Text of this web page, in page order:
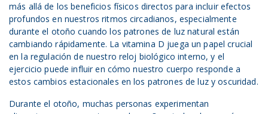
más allá de los beneficios físicos directos para incluir efectos
profundos en nuestros ritmos circadianos, especialmente
durante el otoño cuando los patrones de luz natural están
cambiando rápidamente. La vitamina D juega un papel crucial
en la regulación de nuestro reloj biológico interno, y el
ejercicio puede influir en cómo nuestro cuerpo responde a
estos cambios estacionales en los patrones de luz y oscuridad.
Durante el otoño, muchas personas experimentan